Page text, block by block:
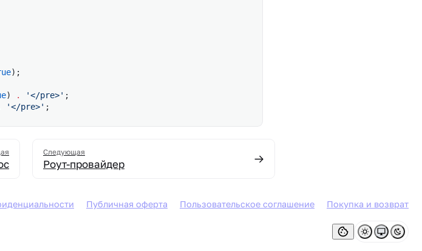
);
) . '</pre>' ;
'</pre>' ;
Следующая
Роут-провайдер
Публичная оферта Пользовательское соглашение Покупка и возврат